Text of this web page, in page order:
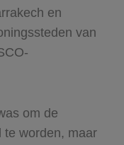
en
van
om de
te worden, maar